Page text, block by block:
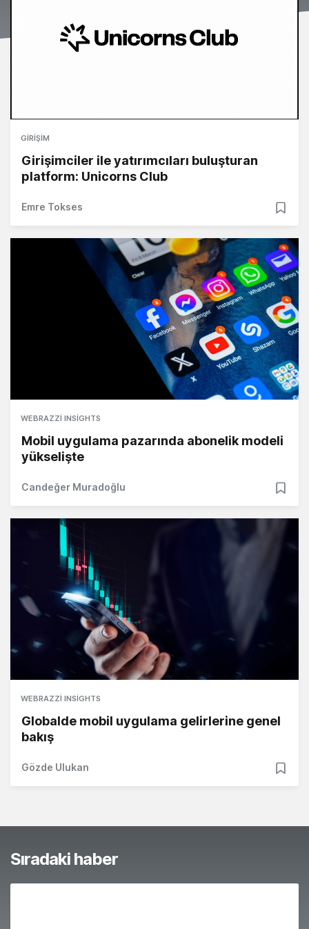
GIRIŞIM
Girişimciler ile yatırımcıları buluşturan
platform: Unicorns Club
Emre Tokses
WEBRAZZI INSIGHTS
Mobil uygulama pazarında abonelik modeli
yükselişte
Candeğer Muradoğlu
WEBRAZZI INSIGHTS
Globalde mobil uygulama gelirlerine genel
bakış
Gözde Ulukan
Sıradaki haber